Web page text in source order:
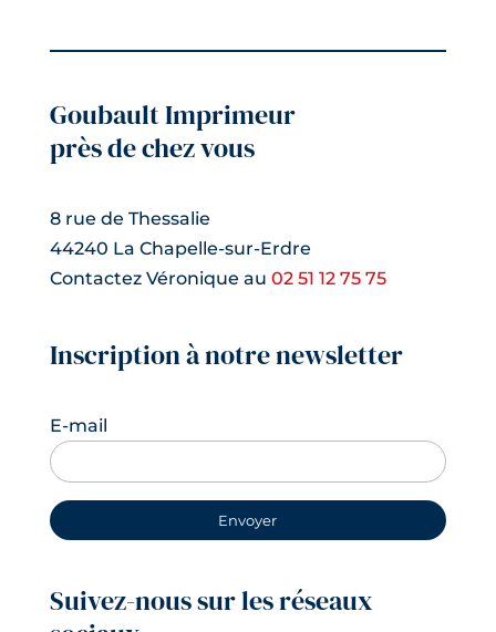
Goubault Imprimeur
près de chez vous
8 rue de Thessalie
44240 La Chapelle-sur-Erdre
Contactez Véronique au 02 51 12 75 75
Inscription à notre newsletter
E-mail
Suivez-nous sur les réseaux